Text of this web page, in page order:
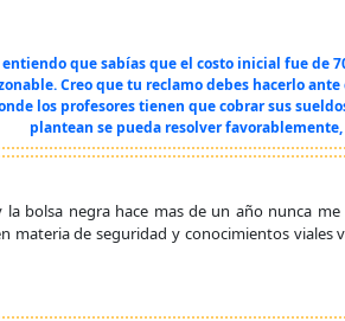
que sabías que el costo inicial fue de
Creo que tu reclamo debes hacerlo
los profesores tienen que cobrar sus
plantean se pueda resolver
bolsa negra hace mas de un año nunca
materia de seguridad y conocimientos viales